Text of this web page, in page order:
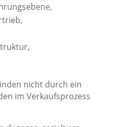
nicht durch ein
im Verkaufsprozess